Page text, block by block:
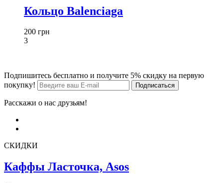
Кольцо Balenciaga
200 грн
3
Подпишитесь бесплатно и получите 5% скидку на первую
покупку!
Расскажи о нас друзьям!
СКИДКИ
Каффы Ласточка, Asos